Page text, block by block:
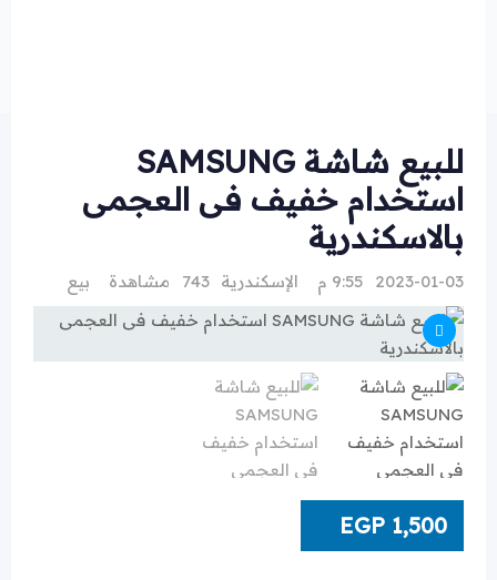
للبيع شاشة SAMSUNG
استخدام خفيف فى العجمى
بالاسكندرية
2023-01-03 9:55 م الإسكندرية 743 مشاهدة بيع
EGP 1,500